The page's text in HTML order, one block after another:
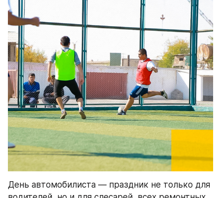
День автомобилиста — праздник не только для